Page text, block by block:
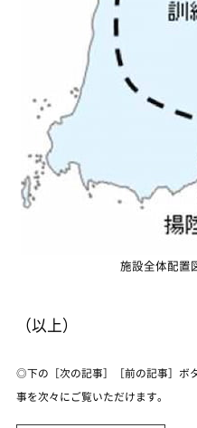
施設全体配
（以上）
◎下の［次の記事］［前の記事］ボ
事を次々にご覧いただけます。